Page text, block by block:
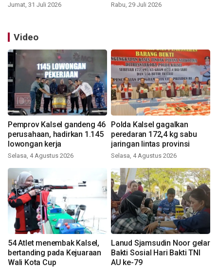
Jumat, 31 Juli 2026 Rabu, 29 Juli 2026
Video
Pemprov Kalsel gandeng 46
perusahaan, hadirkan 1.145
lowongan kerja
Selasa, 4 Agustus 2026
Polda Kalsel gagalkan
peredaran 172,4 kg sabu
jaringan lintas provinsi
Selasa, 4 Agustus 2026
54 Atlet menembak Kalsel,
bertanding pada Kejuaraan
Wali Kota Cup
Lanud Sjamsudin Noor gelar
Bakti Sosial Hari Bakti TNI
AU ke-79